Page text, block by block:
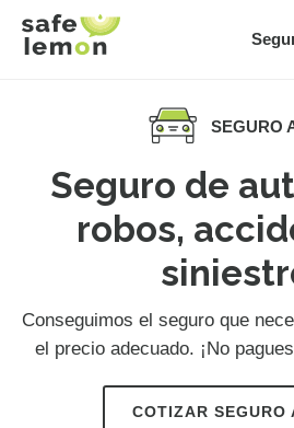
SEGURO
Seguro de
robos,
Conseguimos el seguro que
el precio adecuado. ¡No
COTIZAR SEGURO